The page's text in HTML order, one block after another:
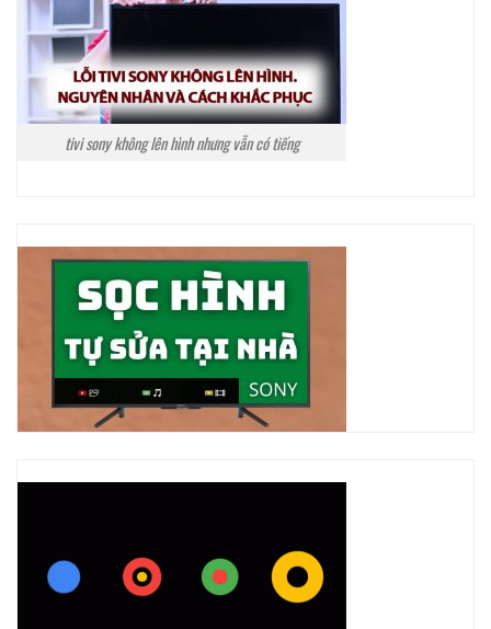
tivi sony không lên hình nhưng vẫn có tiếng